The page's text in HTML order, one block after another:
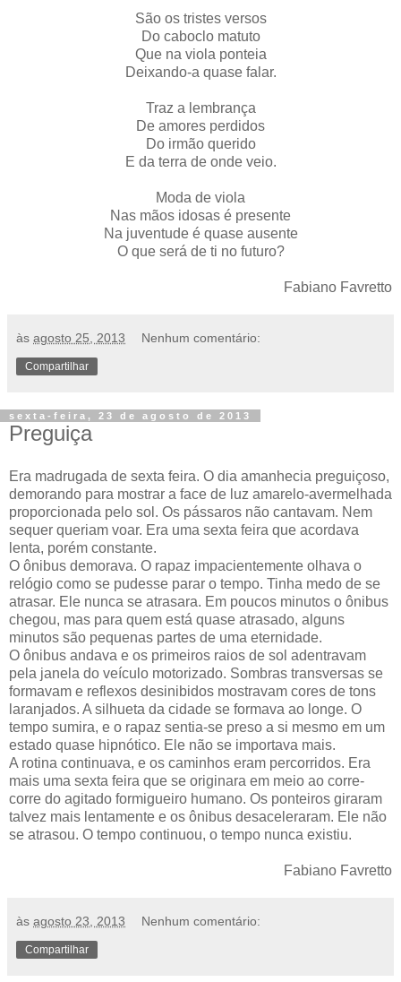
São os tristes versos
Do caboclo matuto
Que na viola ponteia
Deixando-a quase falar.
Traz a lembrança
De amores perdidos
Do irmão querido
E da terra de onde veio.
Moda de viola
Nas mãos idosas é presente
Na juventude é quase ausente
O que será de ti no futuro?
Fabiano Favretto
às agosto 25, 2013 Nenhum comentário:
Compartilhar
sexta-feira, 23 de agosto de 2013
Preguiça
Era madrugada de sexta feira. O dia amanhecia preguiçoso,
demorando para mostrar a face de luz amarelo-avermelhada
proporcionada pelo sol. Os pássaros não cantavam. Nem
sequer queriam voar. Era uma sexta feira que acordava
lenta, porém constante.
O ônibus demorava. O rapaz impacientemente olhava o
relógio como se pudesse parar o tempo. Tinha medo de se
atrasar. Ele nunca se atrasara. Em poucos minutos o ônibus
chegou, mas para quem está quase atrasado, alguns
minutos são pequenas partes de uma eternidade.
O ônibus andava e os primeiros raios de sol adentravam
pela janela do veículo motorizado. Sombras transversas se
formavam e reflexos desinibidos mostravam cores de tons
laranjados. A silhueta da cidade se formava ao longe. O
tempo sumira, e o rapaz sentia-se preso a si mesmo em um
estado quase hipnótico. Ele não se importava mais.
A rotina continuava, e os caminhos eram percorridos. Era
mais uma sexta feira que se originara em meio ao corre-
corre do agitado formigueiro humano. Os ponteiros giraram
talvez mais lentamente e os ônibus desaceleraram. Ele não
se atrasou. O tempo continuou, o tempo nunca existiu.
Fabiano Favretto
às agosto 23, 2013 Nenhum comentário:
Compartilhar